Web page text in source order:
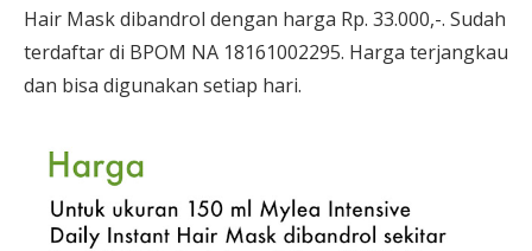
Hair Mask dibandrol dengan harga Rp. 33.000,-. Sudah
terdaftar di BPOM NA 18161002295. Harga terjangkau
dan bisa digunakan setiap hari.